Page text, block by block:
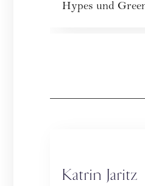
Hypes und
Katrin Jaritz